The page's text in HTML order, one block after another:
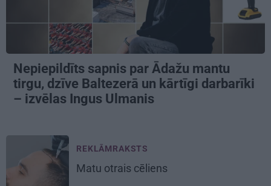
Nepiepildīts sapnis par Ādažu mantu
tirgu, dzīve Baltezerā un kārtīgi darbarīki
– izvēlas Ingus Ulmanis
REKLĀMRAKSTS
Matu otrais cēliens